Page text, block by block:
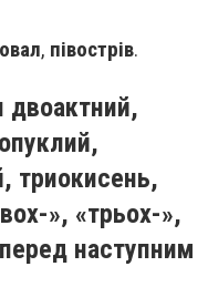
, півострів.
двоактний,
триокисень,
», «трьох-»,
наступним